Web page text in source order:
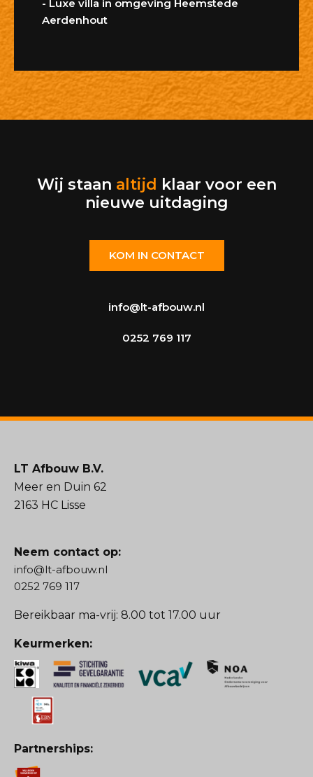
- Luxe villa in omgeving Heemstede
Aerdenhout
Wij staan altijd klaar voor een
nieuwe uitdaging
KOM IN CONTACT
info@lt-afbouw.nl
0252 769 117
LT Afbouw B.V.
Meer en Duin 62
2163 HC Lisse
Neem contact op:
info@lt-afbouw.nl
0252 769 117
Bereikbaar ma-vrij: 8.00 tot 17.00 uur
Keurmerken:
Partnerships: